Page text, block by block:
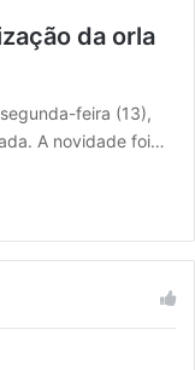
da orla
feira (13),
A novidade foi…